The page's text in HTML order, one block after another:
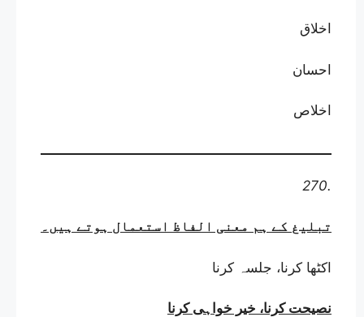
اخلاق
احسان
اخلاص
270.
تبلیغ کے ہم معنی الفاظ استعمال ہوتے ہیں۔
اکٹھا کرنا، جلسہ کرنا
نصیحت کرنا، خیر خواہی کرنا